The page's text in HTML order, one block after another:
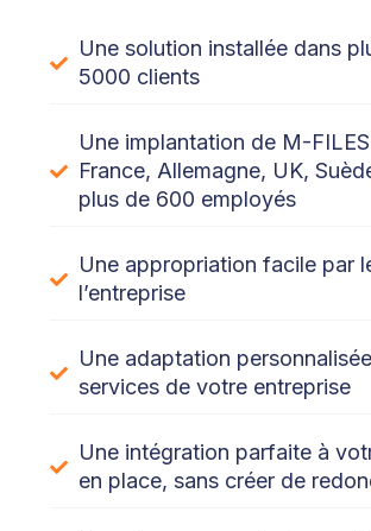
Une solution installée dans
5000 clients
Une implantation de M-
France, Allemagne, UK,
plus de 600 employés
Une appropriation facile par
l’entreprise
Une adaptation
services de votre entreprise
Une intégration parfaite à
en place, sans créer de